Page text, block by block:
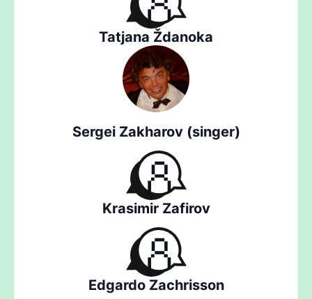
Tatjana Ždanoka
Sergei Zakharov (singer)
Krasimir Zafirov
Edgardo Zachrisson